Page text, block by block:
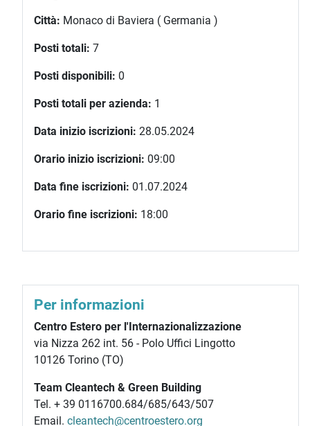
Città: Monaco di Baviera ( Germania )
Posti totali: 7
Posti disponibili: 0
Posti totali per azienda: 1
Data inizio iscrizioni: 28.05.2024
Orario inizio iscrizioni: 09:00
Data fine iscrizioni: 01.07.2024
Orario fine iscrizioni: 18:00
Per informazioni
Centro Estero per l'Internazionalizzazione
via Nizza 262 int. 56 - Polo Uffici Lingotto
10126 Torino (TO)
Team Cleantech & Green Building
Tel. + 39 0116700.684/685/643/507
Email. cleantech@centroestero.org